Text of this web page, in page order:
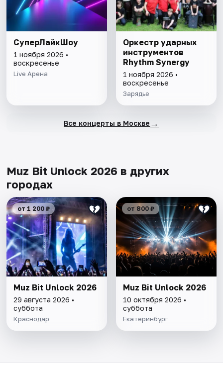
СуперЛайкШоу
1 ноября 2026 •
воскресенье
Live Арена
Оркестр ударных
инструментов
Rhythm Synergy
1 ноября 2026 •
воскресенье
Зарядье
Все концерты в Москве →
Muz Bit Unlock 2026 в других
городах
от 1 200 ₽
Muz Bit Unlock 2026
29 августа 2026 •
суббота
Краснодар
от 800 ₽
Muz Bit Unlock 2026
10 октября 2026 •
суббота
Екатеринбург